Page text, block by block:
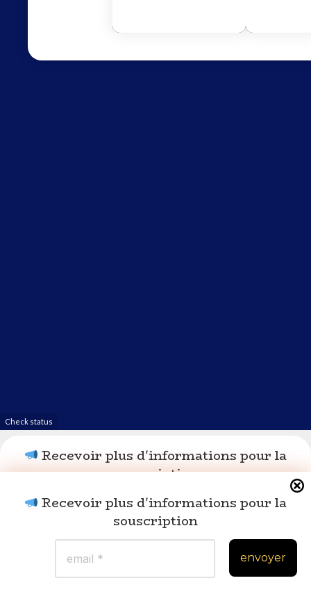
Recevoir plus d'informations pour la
souscription
Recevoir plus d'informations pour la
souscription
Recevoir plus d'informations pour la
souscription